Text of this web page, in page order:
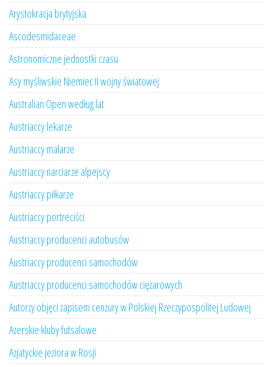
Arystokracja brytyjska
Ascodesmidaceae
Astronomiczne jednostki czasu
Asy myśliwskie Niemiec II wojny światowej
Australian Open według lat
Austriaccy lekarze
Austriaccy malarze
Austriaccy narciarze alpejscy
Austriaccy piłkarze
Austriaccy portreciści
Austriaccy producenci autobusów
Austriaccy producenci samochodów
Austriaccy producenci samochodów ciężarowych
Autorzy objęci zapisem cenzury w Polskiej Rzeczypospolitej Ludowej
Azerskie kluby futsalowe
Azjatyckie jeziora w Rosji